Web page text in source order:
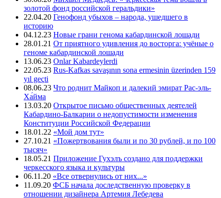
золотой фонд российской геральдики»
22.04.20 Генофонд убыхов – народа, ушедшего в
историю
04.12.23 Новые грани генома кабардинской лошади
28.01.21 От приятного удивления до восторга: учёные о
геноме кабардинской лошади
13.06.23 Onlar Kabardeylerdi
22.05.23 Rus-Kafkas savaşının sona ermesinin üzerinden 159
yıl geçti
08.06.23 Что роднит Майкоп и далекий эмират Рас-эль-
Ха́йма
13.03.20 Открытое письмо общественных деятелей
Кабардино-Балкарии о недопустимости изменения
Конституции Российской Федерации
18.01.22 «Мой дом тут»
27.10.21 «Пожертвования были и по 30 рублей, и по 100
тысяч»
18.05.21 Приложение Гухэлъ создано для поддержки
черкесского языка и культуры
06.11.20 «Все отвернулись от них...»
11.09.20 ФСБ начала доследственную проверку в
отношении дизайнера Артемия Лебедева